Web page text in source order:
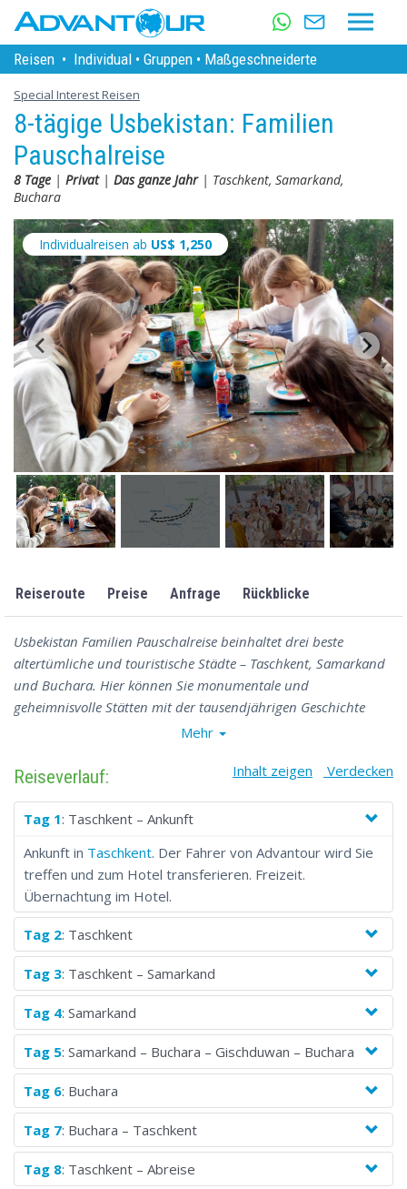
Reisen • Individual • Gruppen • Maßgeschneiderte
Special Interest Reisen
8-tägige Usbekistan: Familien
Pauschalreise
8 Tage | Privat| Das ganze Jahr| Taschkent, Samarkand,
Buchara
Individualreisen ab US$ 1,250
Reiseroute Preise Anfrage Rückblicke
Usbekistan Familien Pauschalreise beinhaltet drei beste
altertümliche und touristische Städte – Taschkent, Samarkand
und Buchara. Hier können Sie monumentale und
geheimnisvolle Stätten mit der tausendjährigen Geschichte
beobachten. Die Tour schließt auch Museen mit interaktiven
von usbekischen Handwerker und unterschiedlichen
Familienreise nach Usbekistan wird Ihnen viele neue Kenntnisse
viele unvergessliche Eindrücke bekommen, die Ihre
Familienbeziehungen verstärken werden.
Mehr
Reiseverlauf: Inhalt zeigen Verdecken
Tag 1: Taschkent – Ankunft
Ankunft in Taschkent. Der Fahrer von Advantour wird Sie
treffen und zum Hotel transferieren. Freizeit.
Übernachtung im Hotel.
Tag 2: Taschkent
Tag 3: Taschkent – Samarkand
Tag 4: Samarkand
Tag 5: Samarkand – Buchara – Gischduwan – Buchara
Tag 6: Buchara
Tag 7: Buchara – Taschkent
Tag 8: Taschkent – Abreise